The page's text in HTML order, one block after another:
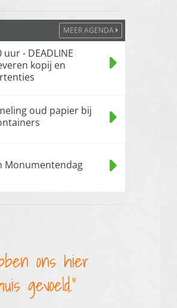
MEER AGENDA
uur - DEADLINE
kopij en
oud papier bij
Monumentendag
ons hier
gevoeld.